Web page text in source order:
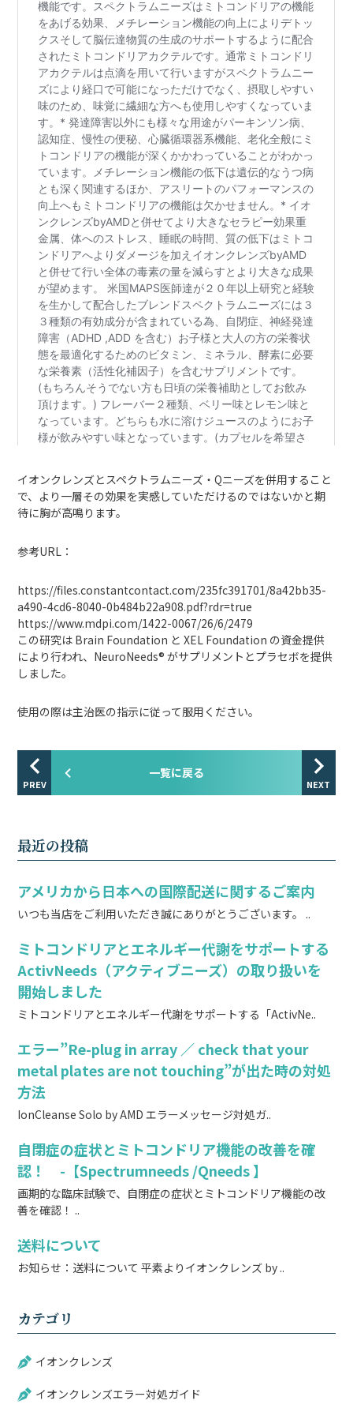
イオンクレンズとスペクトラムニーズ・Qニーズを併用すること
で、より一層その効果を実感していただけるのではないかと期
待に胸が高鳴ります。
参考URL：
https://files.constantcontact.com/235fc391701/8a42bb35-
a490-4cd6-8040-0b484b22a908.pdf?rdr=true
https://www.mdpi.com/1422-0067/26/6/2479
この研究は Brain Foundation と XEL Foundation の資金提供
により行われ、NeuroNeeds® がサプリメントとプラセボを提供
しました。
使用の際は主治医の指示に従って服用ください。
PREV
一覧に戻る
NEXT
最近の投稿
アメリカから日本への国際配送に関するご案内
いつも当店をご利用いただき誠にありがとうございます。 ..
ミトコンドリアとエネルギー代謝をサポートする
ActivNeeds（アクティブニーズ）の取り扱いを
開始しました
ミトコンドリアとエネルギー代謝をサポートする「ActivNe..
エラー”Re-plug in array ／ check that your
metal plates are not touching”が出た時の対処
方法
IonCleanse Solo by AMD エラーメッセージ対処ガ..
自閉症の症状とミトコンドリア機能の改善を確
認！ -【Spectrumneeds /Qneeds 】
画期的な臨床試験で、自閉症の症状とミトコンドリア機能の改
善を確認！ ..
送料について
お知らせ：送料について 平素よりイオンクレンズ by ..
カテゴリ
イオンクレンズ
イオンクレンズエラー対処ガイド